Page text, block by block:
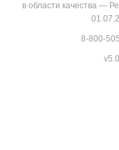
в области качества—
8-800-